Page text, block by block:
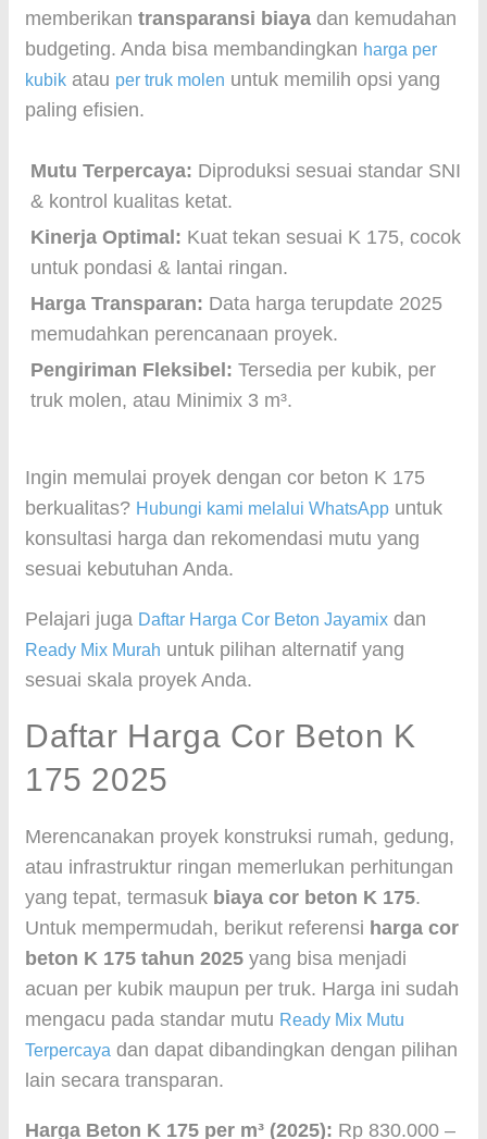
memberikan transparansi biaya dan kemudahan
budgeting. Anda bisa membandingkan harga per
kubik atau per truk molen untuk memilih opsi yang
paling efisien.
Mutu Terpercaya: Diproduksi sesuai standar SNI
& kontrol kualitas ketat.
Kinerja Optimal: Kuat tekan sesuai K 175, cocok
untuk pondasi & lantai ringan.
Harga Transparan: Data harga terupdate 2025
memudahkan perencanaan proyek.
Pengiriman Fleksibel: Tersedia per kubik, per
truk molen, atau Minimix 3 m³.
Ingin memulai proyek dengan cor beton K 175
berkualitas? Hubungi kami melalui WhatsApp untuk
konsultasi harga dan rekomendasi mutu yang
sesuai kebutuhan Anda.
Pelajari juga Daftar Harga Cor Beton Jayamix dan
Ready Mix Murah untuk pilihan alternatif yang
sesuai skala proyek Anda.
Daftar Harga Cor Beton K
175 2025
Merencanakan proyek konstruksi rumah, gedung,
atau infrastruktur ringan memerlukan perhitungan
yang tepat, termasuk biaya cor beton K 175.
Untuk mempermudah, berikut referensi harga cor
beton K 175 tahun 2025 yang bisa menjadi
acuan per kubik maupun per truk. Harga ini sudah
mengacu pada standar mutu Ready Mix Mutu
Terpercaya dan dapat dibandingkan dengan pilihan
lain secara transparan.
Harga Beton K 175 per m³ (2025): Rp 830.000 –